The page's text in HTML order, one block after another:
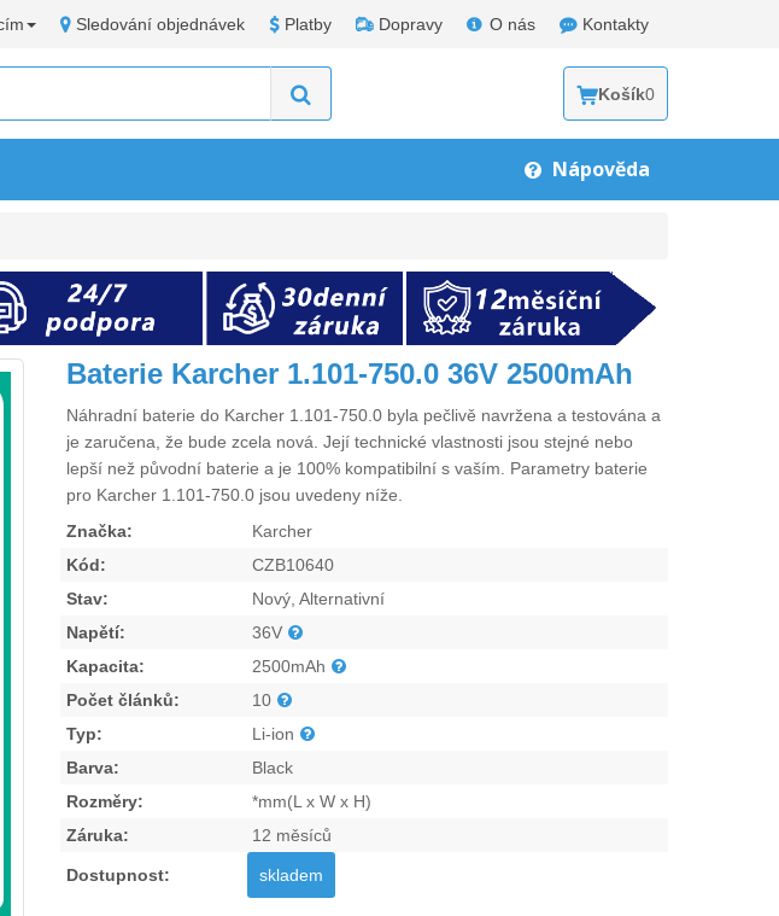
Sledování objednávek Platby Dopravy O nás Kontakty
Košík0
Nápověda
Baterie Karcher 1.101-750.0 36V 2500mAh
Náhradní baterie do Karcher 1.101-750.0 byla pečlivě navržena a testována a
je zaručena, že bude zcela nová. Její technické vlastnosti jsou stejné nebo
lepší než původní baterie a je 100% kompatibilní s vaším. Parametry baterie
pro Karcher 1.101-750.0 jsou uvedeny níže.
Značka:
Karcher
Kód:
CZB10640
Stav:
Nový, Alternativní
Napětí:
36V
Kapacita:
2500mAh
Počet článků:
10
Typ:
Li-ion
Barva:
Black
Rozměry:
*mm(L x W x H)
Záruka:
12 měsíců
Dostupnost: skladem